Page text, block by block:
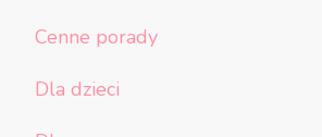
Cenne porady
Dla dzieci